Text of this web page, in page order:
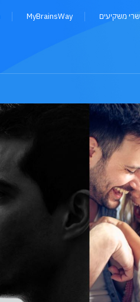
משקיעים MyBrainsWay